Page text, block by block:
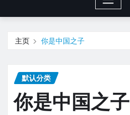
主页 你是中国之子
默认分类
你是中国之子